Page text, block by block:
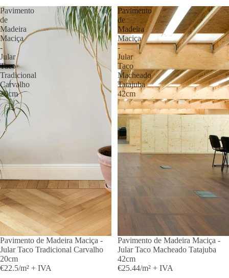
Pavimento
de
Madeira
Maciça
-
Jular
Taco
Tradicional
Carvalho
20cm
Pavimento de Madeira Maciça -
Jular Taco Tradicional Carvalho
20cm
€22.5/m² + IVA
Pavimento
de
Madeira
Maciça
-
Jular
Taco
Macheado
Tatajuba
42cm
Pavimento de Madeira Maciça -
Jular Taco Macheado Tatajuba
42cm
€25.44/m² + IVA